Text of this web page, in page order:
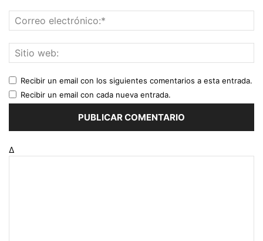
Recibir un email con los siguientes comentarios a esta entrada.
Recibir un email con cada nueva entrada.
Δ